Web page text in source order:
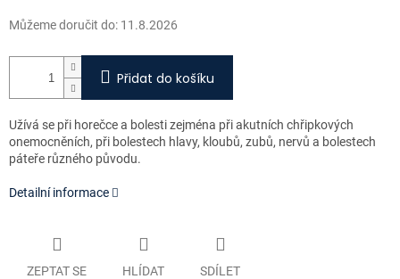
Můžeme doručit do: 11.8.2026
Přidat do košíku
Užívá se při horečce a bolesti zejména při akutních chřipkových
onemocněních, při bolestech hlavy, kloubů, zubů, nervů a bolestech
páteře různého původu.
Detailní informace
ZEPTAT SE HLÍDAT SDÍLET